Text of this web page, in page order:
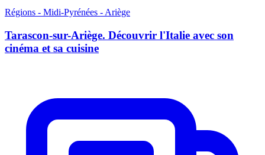
Régions - Midi-Pyrénées - Ariège
Tarascon-sur-Ariège. Découvrir l'Italie avec son
cinéma et sa cuisine